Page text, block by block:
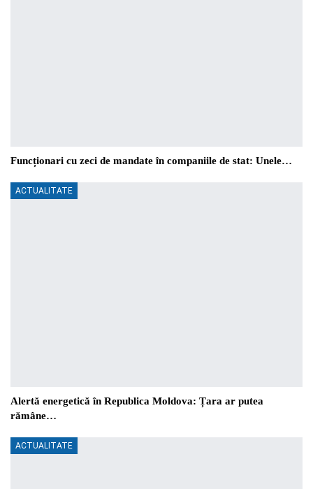
Funcționari cu zeci de mandate în companiile de stat: Unele…
ACTUALITATE
Alertă energetică în Republica Moldova: Țara ar putea
rămâne…
ACTUALITATE